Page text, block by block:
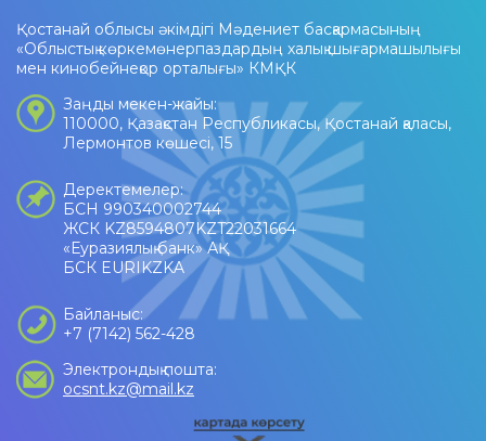
Қостанай облысы әкімдігі Мәдениет басқармасының
«Облыстық көркемөнерпаздардың халық шығармашылығы
мен кинобейнеқор орталығы» КМҚК
Заңды мекен-жайы:
110000, Қазақстан Республикасы, Қостанай қаласы,
Лермонтов көшесі, 15
Деректемелер:
БСН 990340002744
ЖСК KZ8594807KZT22031664
«Еуразиялық банк» АҚ
БСК EURIKZKA
Байланыс:
+7 (7142) 562-428
Электрондық пошта:
ocsnt.kz@mail.kz